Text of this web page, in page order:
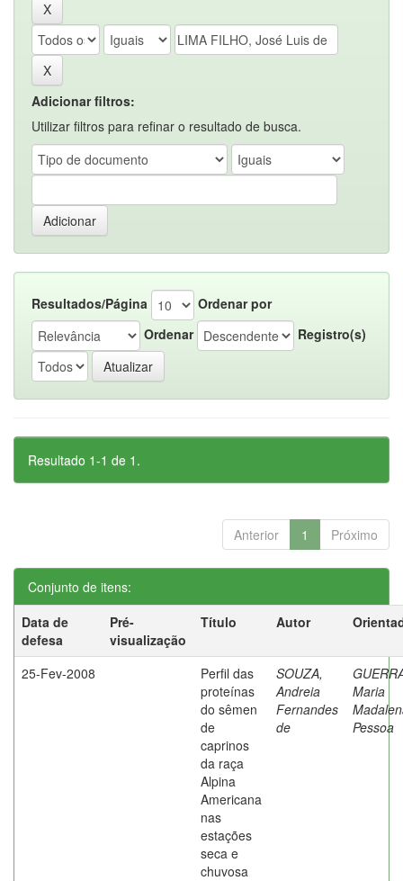
Adicionar filtros:
Utilizar filtros para refinar o resultado de busca.
Resultados/Página
Ordenar por
Ordenar
Registro(s)
Resultado 1-1 de 1.
Anterior 1 Próximo
Conjunto de itens:
Data de
defesa
Pré-
visualização
Título Autor
25-Fev-2008
Perfil das
proteínas
do sêmen
de
caprinos
da raça
Alpina
Americana
nas
estações
seca e
chuvosa
SOUZA,
Andreia
Fernandes
de
Maria
Pessoa